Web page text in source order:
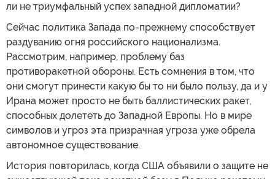
ли не триумфальный успех западной дипломатии?
Сейчас политика Запада по-прежнему способствует
раздуванию огня российского национализма.
Рассмотрим, например, проблему баз
противоракетной обороны. Есть сомнения в том, что
они смогут принести какую бы то ни было пользу, да и у
Ирана может просто не быть баллистических ракет,
способных долететь до Западной Европы. Но в мире
символов и угроз эта призрачная угроза уже обрела
автономное существование.
История повторилась, когда США объявили о защите не